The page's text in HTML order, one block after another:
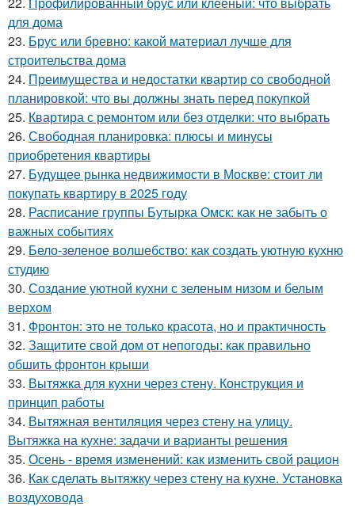
для дома
23. Брус или бревно: какой материал лучше для
строительства дома
24. Преимущества и недостатки квартир со свободной
планировкой: что вы должны знать перед покупкой
25. Квартира с ремонтом или без отделки: что выбрать
26. Свободная планировка: плюсы и минусы
приобретения квартиры
27. Будущее рынка недвижимости в Москве: стоит ли
покупать квартиру в 2025 году
28. Расписание группы Бутырка Омск: как не забыть о
важных событиях
29. Бело-зеленое волшебство: как создать уютную кухню
студию
30. Создание уютной кухни с зеленым низом и белым
верхом
31. Фронтон: это не только красота, но и практичность
32. Защитите свой дом от непогоды: как правильно
обшить фронтон крыши
33. Вытяжка для кухни через стену. Конструкция и
принцип работы
34. Вытяжная вентиляция через стену на улицу.
Вытяжка на кухне: задачи и варианты решения
35. Осень - время изменений: как изменить свой рацион
36. Как сделать вытяжку через стену на кухне. Установка
воздуховода